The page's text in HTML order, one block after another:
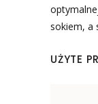
sokiem, a
UŻYTE